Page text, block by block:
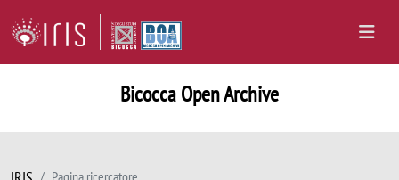
Bicocca Open Archive
Pagina ricercatore